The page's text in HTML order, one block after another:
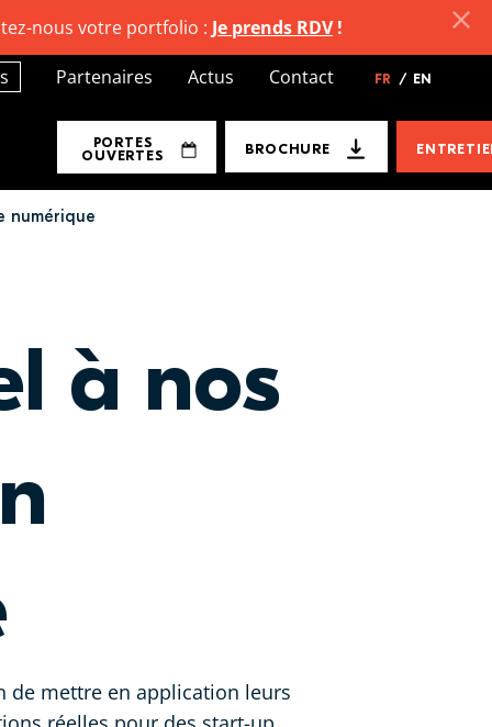
numérique
à nos
de mettre en application leurs
Partenaires Actus Contact FR / EN
PORTES
OUVERTES
BROCHURE
nous votre portfolio : Je prends RDV!